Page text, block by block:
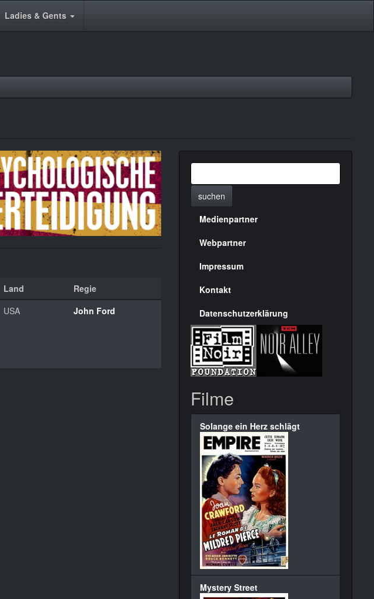
Ladies & Gents
Land Regie
USA John Ford
suchen
Menülinks
rechte
Seite
Medienpartner
Webpartner
Impressum
Kontakt
Datenschutzerklärung
Filme
Solange ein Herz schlägt
Mystery Street